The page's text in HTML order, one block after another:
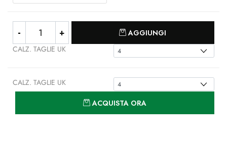
CALZ. TAGLIE UK
AGGIUNGI
CALZ. TAGLIE UK
ACQUISTA ORA